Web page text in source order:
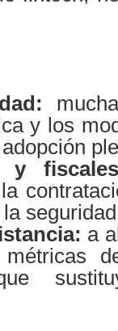
y los
y
a